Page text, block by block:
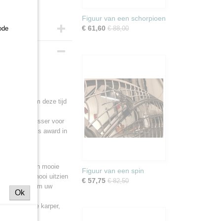
hebben om deze tijd
karpervisser voor
zijn als award in
waar hij een mooie
er even mooi uitzien
prettig zijn om uw
een mooie karper,
Figuur van een schorpioen
€ 61,60 € 88,00
Figuur van een spin
€ 57,75 € 82,50
Ok